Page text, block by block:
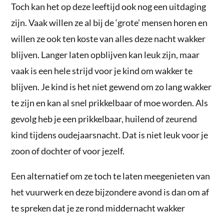
Toch kan het op deze leeftijd ook nog een uitdaging
zijn. Vaak willen ze al bij de ‘grote’ mensen horen en
willen ze ook ten koste van alles deze nacht wakker
blijven. Langer laten opblijven kan leuk zijn, maar
vaak is een hele strijd voor je kind om wakker te
blijven. Je kind is het niet gewend om zo lang wakker
te zijn en kan al snel prikkelbaar of moe worden. Als
gevolg heb je een prikkelbaar, huilend of zeurend
kind tijdens oudejaarsnacht. Dat is niet leuk voor je
zoon of dochter of voor jezelf.
Een alternatief om ze toch te laten meegenieten van
het vuurwerk en deze bijzondere avond is dan om af
te spreken dat je ze rond middernacht wakker